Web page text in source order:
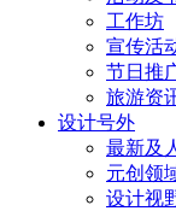
工作坊
宣传活
节日推
旅游资
设计号外
最新及
元创领
设计视